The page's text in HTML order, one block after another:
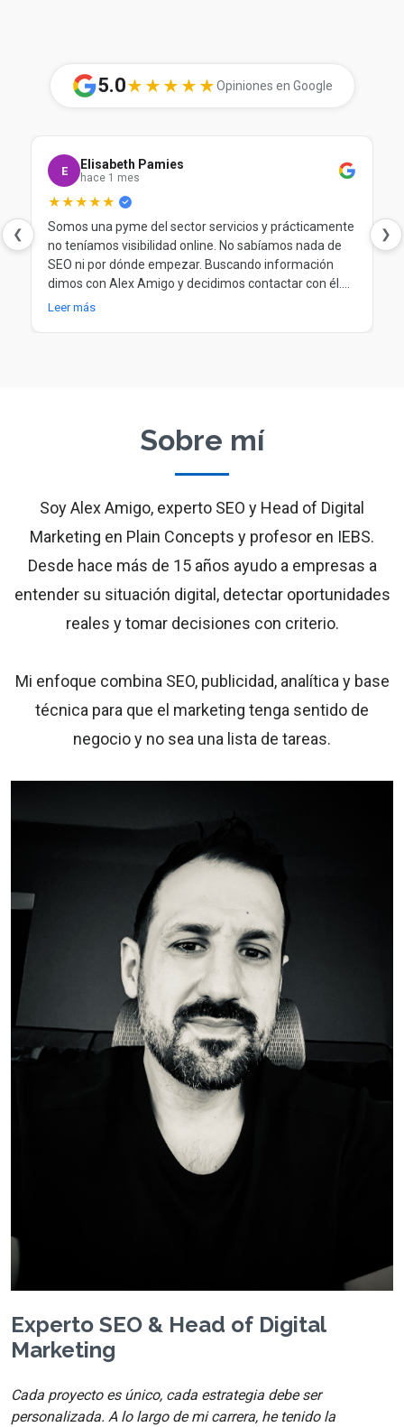
5.0★★★★★Opiniones en Google
❮ ❯
E Elisabeth Pamies
hace 1 mes
★★★★★
Somos una pyme del sector servicios y prácticamente
no teníamos visibilidad online. No sabíamos nada de
SEO ni por dónde empezar. Buscando información
dimos con Alex Amigo y decidimos contactar con él.
Desde el principio nos ayudó a entender nuestra
Leer más
Sobre mí
Soy Alex Amigo, experto SEO y Head of Digital
Marketing en Plain Concepts y profesor en IEBS.
Desde hace más de 15 años ayudo a empresas a
entender su situación digital, detectar oportunidades
reales y tomar decisiones con criterio.
Mi enfoque combina SEO, publicidad, analítica y base
técnica para que el marketing tenga sentido de
negocio y no sea una lista de tareas.
Experto SEO & Head of Digital
Marketing
Cada proyecto es único, cada estrategia debe ser
personalizada. A lo largo de mi carrera, he tenido la